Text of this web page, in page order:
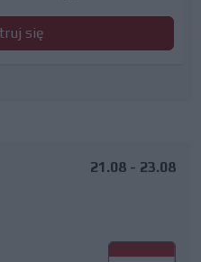
się
21.08 - 23.08